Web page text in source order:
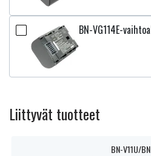
BN-VG114E-
Liittyvät tuotteet
BN-V11U/